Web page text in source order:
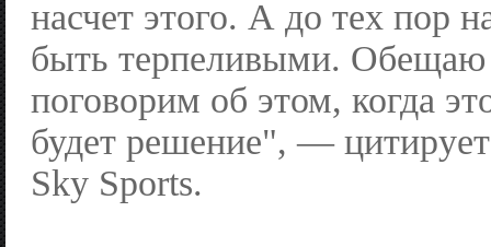
насчет этого. А до тех пор
быть терпеливыми.
поговорим об этом, когда
будет решение", —
Sky Sports.